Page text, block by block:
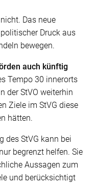
Das neue
Druck aus
bewegen.
auch künftig
Tempo 30 innerorts
der StVO weiterhin
Ziele im StVG diese
hätten.
des StVG kann bei
begrenzt helfen. Sie
Aussagen zum
und berücksichtigt